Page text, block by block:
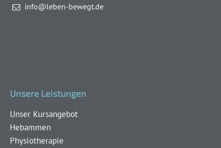
info@leben-bewegt.de
Unsere Leistungen
Unser Kursangebot
Hebammen
Physiotherapie